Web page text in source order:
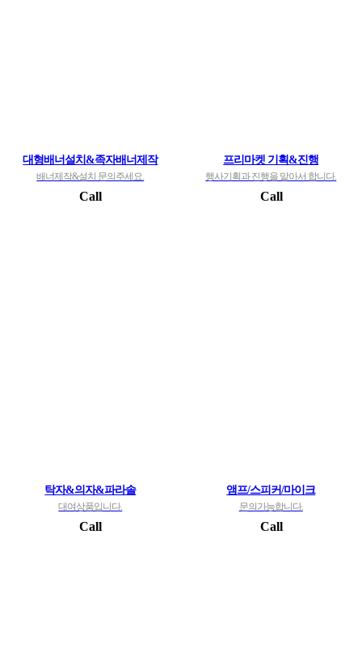
대형배너설치&족자배너제작
배너제작&설치 문의주세요.
Call
프리마켓 기획&진행
행사기획과 진행을 맡아서 합니다.
Call
탁자&의자&파라솔
대여상품입니다.
Call
앰프/스피커/마이크
문의가능합니다.
Call